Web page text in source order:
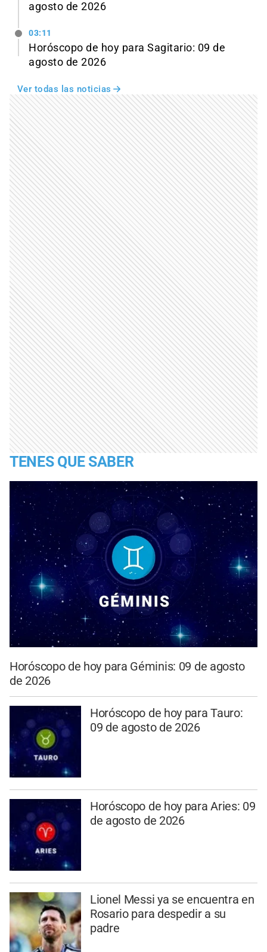
agosto de 2026
03:11
Horóscopo de hoy para Sagitario: 09 de
agosto de 2026
Ver todas las noticias
TENES QUE SABER
Horóscopo de hoy para Géminis: 09 de agosto
de 2026
Horóscopo de hoy para Tauro:
09 de agosto de 2026
Horóscopo de hoy para Aries: 09
de agosto de 2026
Lionel Messi ya se encuentra en
Rosario para despedir a su
padre